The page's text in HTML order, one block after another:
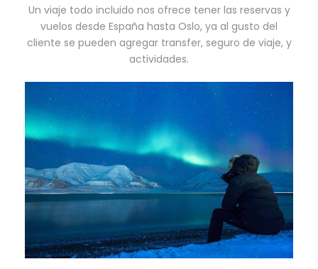
Un viaje todo incluido nos ofrece tener las reservas y
vuelos desde España hasta Oslo, ya al gusto del
cliente se pueden agregar transfer, seguro de viaje, y
actividades.